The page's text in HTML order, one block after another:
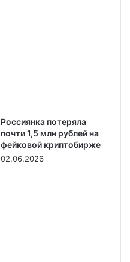
Россиянка потеряла
почти 1,5 млн рублей на
фейковой криптобирже
02.06.2026